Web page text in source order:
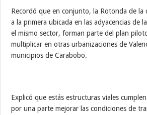
Recordó que en conjunto, la Rotonda de la
a la primera ubicada en las adyacencias de
el mismo sector, forman parte del plan
multiplicar en otras urbanizaciones de
municipios de Carabobo.
Explicó que estás estructuras viales
por una parte mejorar las condiciones de